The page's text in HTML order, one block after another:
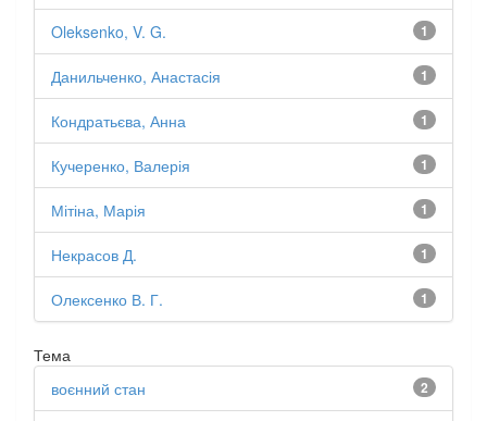
1
Oleksenko, V. G.
1
Данильченко, Анастасія
1
Кондратьєва, Анна
1
Кучеренко, Валерія
1
Мітіна, Марія
1
Некрасов Д.
1
Олексенко В. Г.
Тема
2
воєнний стан